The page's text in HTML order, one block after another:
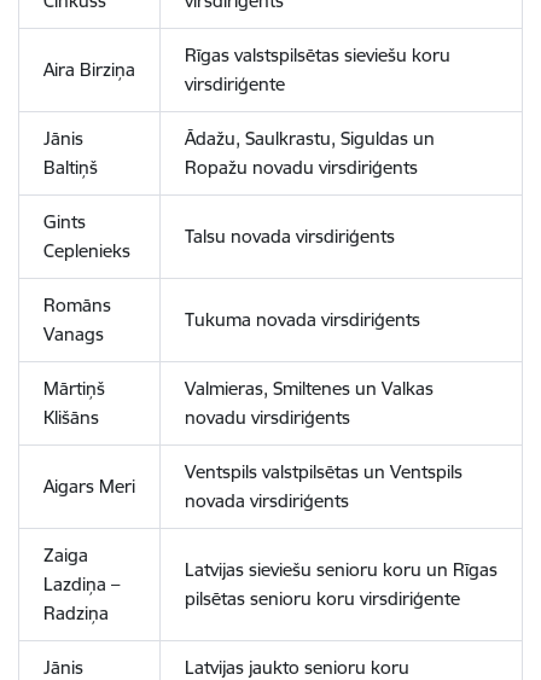
Aira Birziņa
Rīgas valstspilsētas sieviešu koru
virsdiriģente
Jānis
Baltiņš
Ādažu, Saulkrastu, Siguldas un
Ropažu novadu virsdiriģents
Gints
Ceplenieks
Talsu novada virsdiriģents
Romāns
Vanags
Tukuma novada virsdiriģents
Mārtiņš
Klišāns
Valmieras, Smiltenes un Valkas
novadu virsdiriģents
Aigars Meri
Ventspils valstpilsētas un Ventspils
novada virsdiriģents
Zaiga
Lazdiņa –
Radziņa
Latvijas sieviešu senioru koru un Rīgas
pilsētas senioru koru virsdiriģente
Jānis
Latvijas jaukto senioru koru